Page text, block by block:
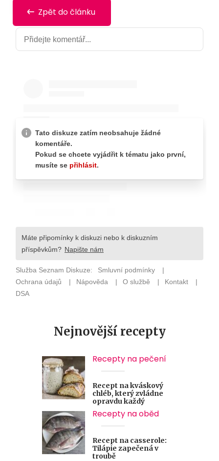
Zpět do článku
Nejnovější recepty
Recepty na pečení
Recept na kváskový
chléb, který zvládne
opravdu každý
Recepty na oběd
Recept na casserole:
Tilápie zapečená v
troubě